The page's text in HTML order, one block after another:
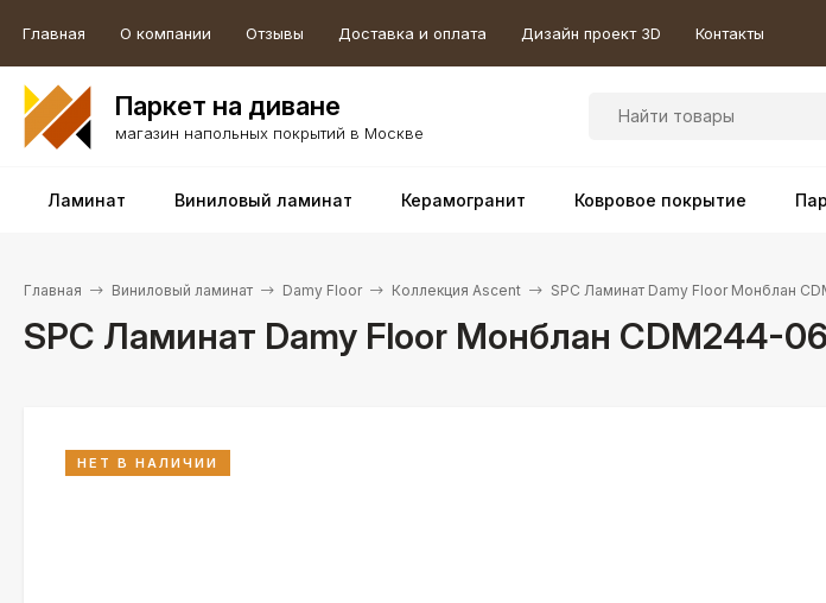
Главная О компании Отзывы Доставка и оплата Дизайн проект 3D Контакты
Паркет на диване
магазин напольных покрытий в Москве
Ламинат Виниловый ламинат Керамогранит Ковровое покрытие
Главная Виниловый ламинат Damy Floor Коллекция Ascent SPC Ламинат Damy Floor Монблан
SPC Ламинат Damy Floor Монблан CDM244-06
НЕТ В НАЛИЧИИ